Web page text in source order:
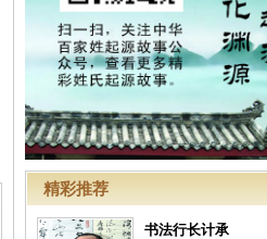
精彩推荐
书法行长计承